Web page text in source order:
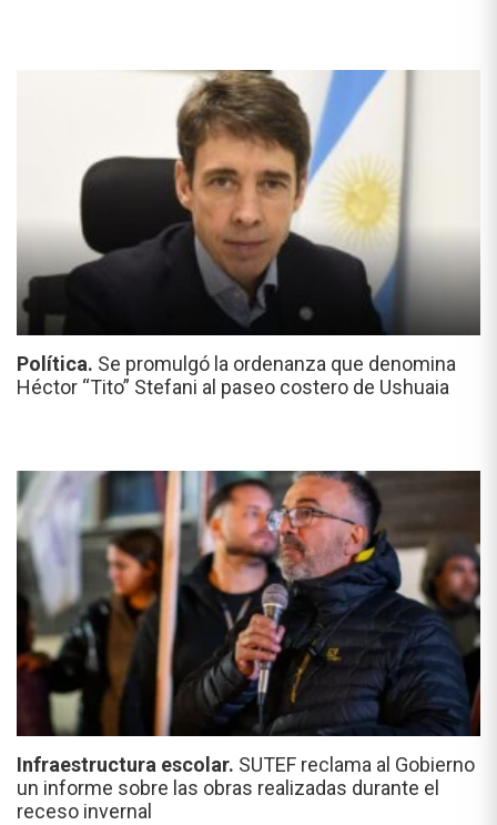
Política. Se promulgó la ordenanza que denomina
Héctor “Tito” Stefani al paseo costero de Ushuaia
Infraestructura escolar. SUTEF reclama al Gobierno
un informe sobre las obras realizadas durante el
receso invernal